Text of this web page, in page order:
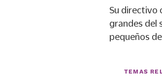
Su directivo
grandes del
pequeños
TEMAS